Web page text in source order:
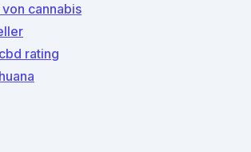
cannabis
rating